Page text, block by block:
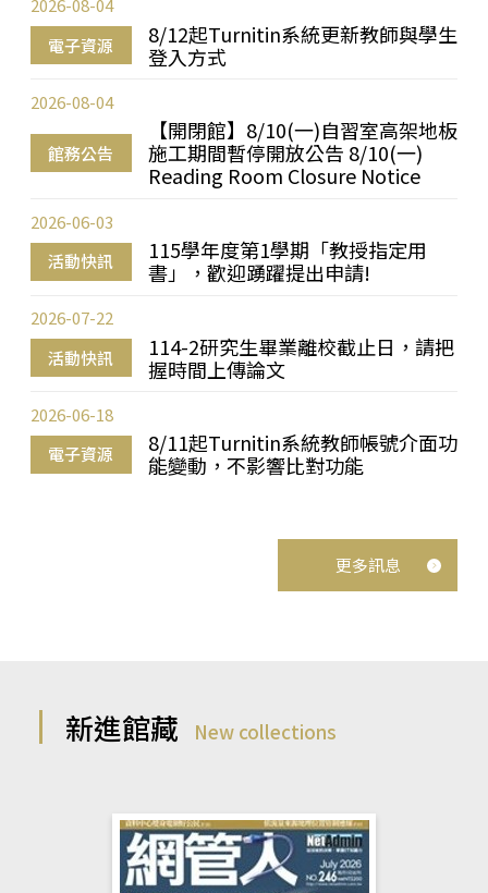
電子資源
8/12起Turnitin系統更新教師與學生
登入方式
2026-08-04
館務公告
【開閉館】8/10(一)自習室高架地板
施工期間暫停開放公告 8/10(一)
Reading Room Closure Notice
2026-08-04
活動快訊
115學年度第1學期「教授指定用
書」，歡迎踴躍提出申請!
2026-06-03
活動快訊
114-2研究生畢業離校截止日，請把
握時間上傳論文
2026-07-22
電子資源
8/11起Turnitin系統教師帳號介面功
能變動，不影響比對功能
2026-06-18
更多訊息
新進館藏 New collections